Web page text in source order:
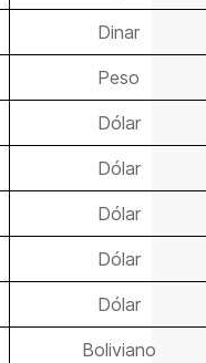
Dinar
Peso
Dólar
Dólar
Dólar
Dólar
Dólar
Boliviano